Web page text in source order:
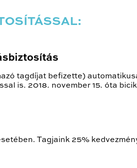
tagdíjat befizette)
is. 2018. november 15. óta
Tagjaink 25%